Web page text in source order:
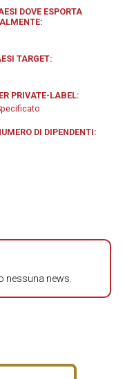
DOVE ESPORTA
TARGET
PRIVATE-LABEL
DI DIPENDENTI
nessuna news.